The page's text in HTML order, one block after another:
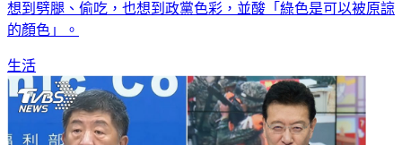
想到劈腿、偷吃，也想到政黨色彩，並酸「綠色是可以被原諒
的顏色」。
生活